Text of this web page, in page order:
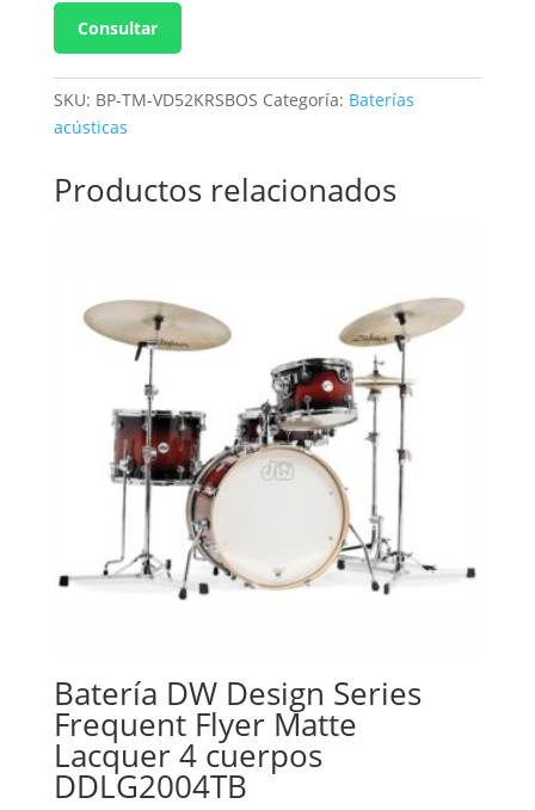
Consultar
SKU: BP-TM-VD52KRSBOS Categoría: Baterías
acústicas
Productos relacionados
Batería DW Design Series
Frequent Flyer Matte
Lacquer 4 cuerpos
DDLG2004TB